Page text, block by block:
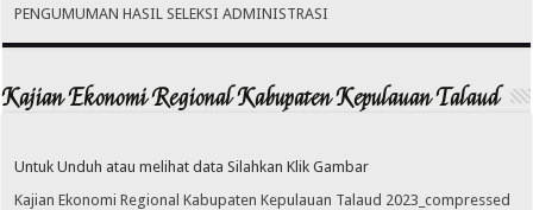
PENGUMUMAN HASIL SELEKSI ADMINISTRASI
Kajian Ekonomi Regional Kabupaten Kepulauan Talaud
Untuk Unduh atau melihat data Silahkan Klik Gambar
Kajian Ekonomi Regional Kabupaten Kepulauan Talaud 2023_compressed